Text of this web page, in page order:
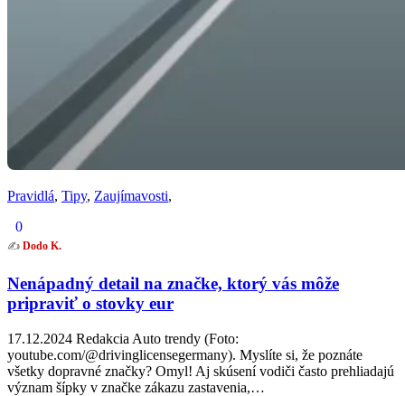
Pravidlá, Tipy, Zaujímavosti,
0
✍️ Dodo K.
Nenápadný detail na značke, ktorý vás môže
pripraviť o stovky eur
17.12.2024 Redakcia Auto trendy (Foto:
youtube.com/@drivinglicensegermany). Myslíte si, že poznáte
všetky dopravné značky? Omyl! Aj skúsení vodiči často prehliadajú
význam šípky v značke zákazu zastavenia,…